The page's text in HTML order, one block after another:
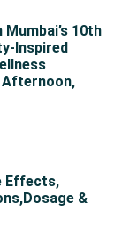
10th
Inspired
Effects,
&